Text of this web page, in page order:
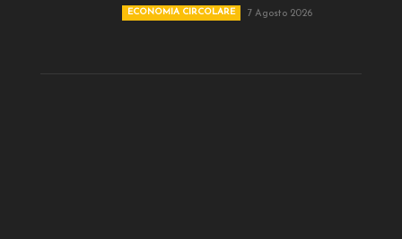
ECONOMIA CIRCOLARE 7 Agosto 2026